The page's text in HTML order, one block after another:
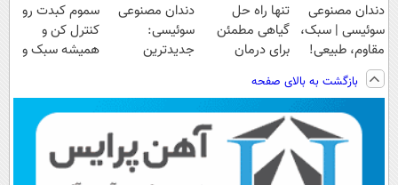
دندان مصنوعی
سوئیسی | سبک،
مقاوم، طبیعی!
ویزیت
رایگان+پرداخت
اقساطی😍
تنها راه حل
گیاهی مطمئن
برای درمان
تا امشب)
دندان مصنوعی
سوئیسی:
جدیدترین
پرداخت قسطی
سموم کبدت رو
کنترل کن و
همیشه سبک و
بازگشت به بالای صفحه